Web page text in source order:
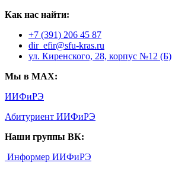
Как нас найти:
+7 (391) 206 45 87
dir_efir@sfu-kras.ru
ул. Киренского, 28, корпус №12 (Б)
Мы в MAX:
ИИФиРЭ
Абитуриент ИИФиРЭ
Наши группы ВК:
Информер ИИФиРЭ